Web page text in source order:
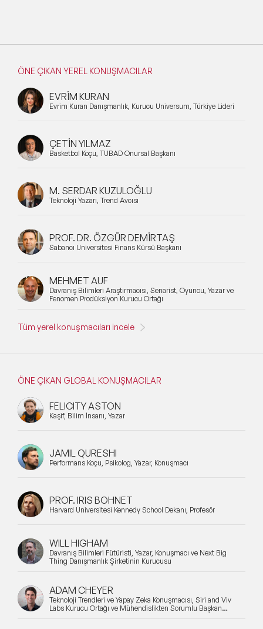
ÖNE ÇIKAN YEREL KONUŞMACILAR
EVRİM KURAN
Evrim Kuran Danışmanlık, Kurucu Universum, Türkiye Lideri
ÇETİN YILMAZ
Basketbol Koçu, TÜBAD Onursal Başkanı
M. SERDAR KUZULOĞLU
Teknoloji Yazarı, Trend Avcısı
PROF. DR. ÖZGÜR DEMİRTAŞ
Sabancı Üniversitesi Finans Kürsü Başkanı
MEHMET AUF
Davranış Bilimleri Araştırmacısı, Senarist, Oyuncu, Yazar ve
Fenomen Prodüksiyon Kurucu Ortağı
Tüm yerel konuşmacıları incele
ÖNE ÇIKAN GLOBAL KONUŞMACILAR
FELICITY ASTON
Kaşif, Bilim İnsanı, Yazar
JAMIL QURESHI
Performans Koçu, Psikolog, Yazar, Konuşmacı
PROF. IRIS BOHNET
Harvard Üniversitesi Kennedy School Dekanı, Profesör
WILL HIGHAM
Davranış Bilimleri Fütüristi, Yazar, Konuşmacı ve Next Big
Thing Danışmanlık Şirketinin Kurucusu
ADAM CHEYER
Teknoloji Trendleri ve Yapay Zeka Konuşmacısı, Siri and Viv
Labs Kurucu Ortağı ve Mühendislikten Sorumlu Başkan